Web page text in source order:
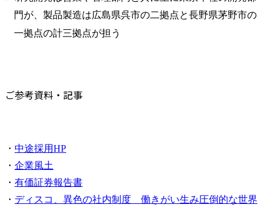
門が、製品製造は広島県呉市の二拠点と長野県茅野市の
一拠点の計三拠点が担う
ご参考資料・記事
・ 中途採用HP
・ 企業風土
・ 有価証券報告書
・ ディスコ、異色の社内制度　働きがい生み圧倒的な世界